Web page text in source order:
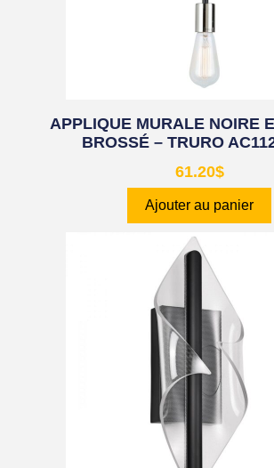
APPLIQUE MURALE NOIRE
BROSSÉ – TRURO
61.20$
Ajouter au panier